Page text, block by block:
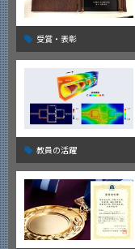
受賞・表彰
教員の活躍